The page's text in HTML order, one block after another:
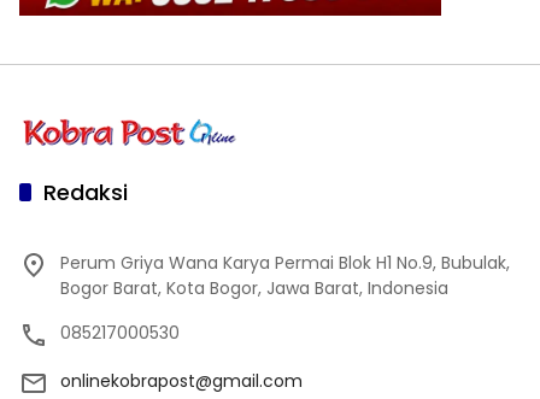
Redaksi
Perum Griya Wana Karya Permai Blok H1 No.9, Bubulak,
Bogor Barat, Kota Bogor, Jawa Barat, Indonesia
085217000530
onlinekobrapost@gmail.com